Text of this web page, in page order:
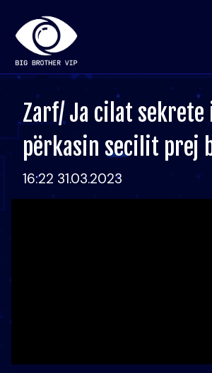
Zarf/ Ja cilat sekrete
përkasin secilit prej
16:22 31.03.2023